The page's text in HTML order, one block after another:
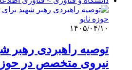
۱۴۰۵/۰۴/۱۰
توصیه راهبردی رهبر
نیروی متخصص در